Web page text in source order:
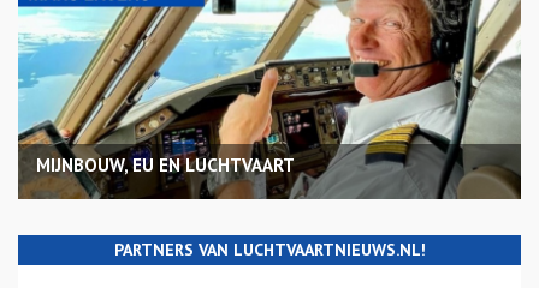
MIJNBOUW, EU EN LUCHTVAART
PARTNERS VAN LUCHTVAARTNIEUWS.NL!